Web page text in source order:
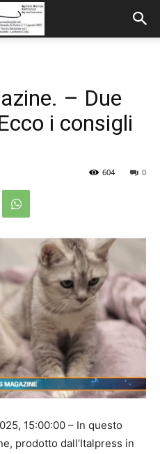
– Due
i consigli
0
604
15:00:00 – In questo
prodotto dall’Italpress in